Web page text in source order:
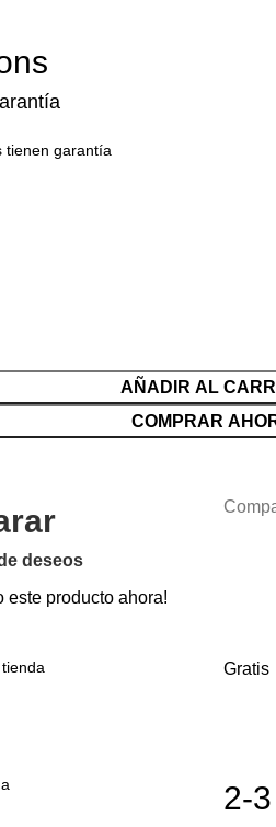
tienen garantía
AÑADIR AL
COMPRAR
deseos
este producto ahora!
Gratis
2-